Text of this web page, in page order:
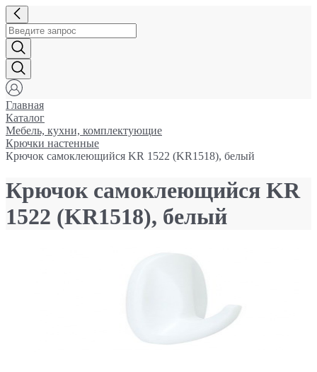
Главная
Каталог
Мебель, кухни, комплектующие
Крючки настенные
Крючок самоклеющийся KR 1522 (KR1518), белый
Крючок самоклеющийся KR
1522 (KR1518), белый